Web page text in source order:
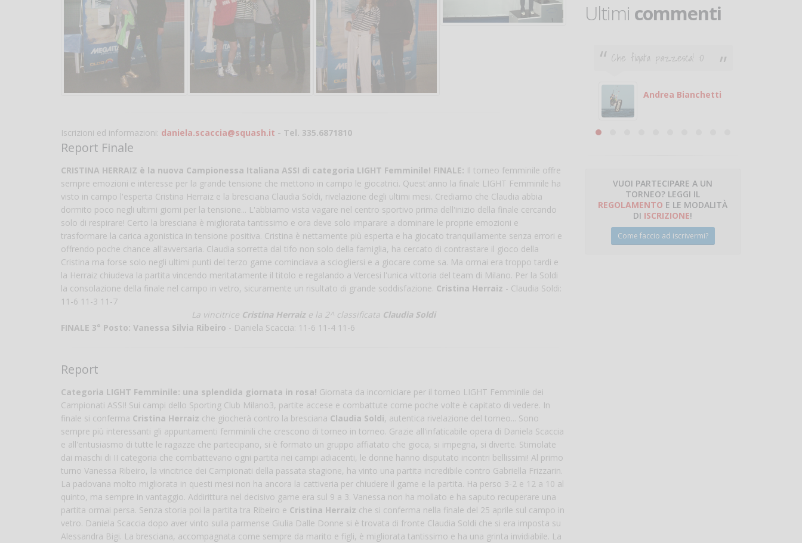
Iscrizioni ed informazioni: daniela.scaccia@squash.it - Tel. 335.6871810
Report Finale
CRISTINA HERRAIZ è la nuova Campionessa Italiana ASSI di categoria LIGHT Femminile! FINALE: Il torneo femminile offre
sempre emozioni e interesse per la grande tensione che mettono in campo le giocatrici. Quest'anno la finale LIGHT Femminile ha
visto in campo l'esperta Cristina Herraiz e la bresciana Claudia Soldi, rivelazione degli ultimi mesi. Crediamo che Claudia abbia
dormito poco negli ultimi giorni per la tensione... L'abbiamo vista vagare nel centro sportivo prima dell'inizio della finale cercando
solo di respirare! Certo la bresciana è migliorata tantissimo e ora deve solo imparare a dominare le proprie emozioni e
trasformare la carica agonistica in tensione positiva. Cristina è nettamente più esperta e ha giocato tranquillamente senza errori e
offrendo poche chance all'avversaria. Claudia sorretta dal tifo non solo della famiglia, ha cercato di contrastare il gioco della
Cristina ma forse solo negli ultimi punti del terzo game cominciava a sciogliersi e a giocare come sa. Ma ormai era troppo tardi e
la Herraiz chiudeva la partita vincendo meritatamente il titolo e regalando a Vercesi l'unica vittoria del team di Milano. Per la Soldi
la consolazione della finale nel campo in vetro, sicuramente un risultato di grande soddisfazione. Cristina Herraiz - Claudia Soldi:
11-6 11-3 11-7
La vincitrice Cristina Herraize la 2^ classificata Claudia Soldi
FINALE 3° Posto: Vanessa Silvia Ribeiro - Daniela Scaccia: 11-6 11-4 11-6
Report
Categoria LIGHT Femminile: una splendida giornata in rosa! Giornata da incorniciare per il torneo LIGHT Femminile dei
Campionati ASSI! Sui campi dello Sporting Club Milano3, partite accese e combattute come poche volte è capitato di vedere. In
finale si conferma Cristina Herraiz che giocherà contro la bresciana Claudia Soldi, autentica rivelazione del torneo... Sono
sempre più interessanti gli appuntamenti femminili che crescono di torneo in torneo. Grazie all'infaticabile opera di Daniela Scaccia
e all'entusiasmo di tutte le ragazze che partecipano, si è formato un gruppo affiatato che gioca, si impegna, si diverte. Stimolate
dai maschi di II categoria che combattevano ogni partita nei campi adiacenti, le donne hanno disputato incontri bellissimi! Al primo
turno Vanessa Ribeiro, la vincitrice dei Campionati della passata stagione, ha vinto una partita incredibile contro Gabriella Frizzarin.
La padovana molto migliorata in questi mesi non ha ancora la cattiveria per chiudere il game e la partita. Ha perso 3-2 e 12 a 10 al
quinto, ma sempre in vantaggio. Addirittura nel decisivo game era sul 9 a 3. Vanessa non ha mollato e ha saputo recuperare una
partita ormai persa. Senza storia poi la partita tra Ribeiro e Cristina Herraiz che si conferma nella finale del 25 aprile sul campo in
vetro. Daniela Scaccia dopo aver vinto sulla parmense Giulia Dalle Donne si è trovata di fronte Claudia Soldi che si era imposta su
Alessandra Bigi. La bresciana, accompagnata come sempre da marito e figli, è migliorata tantissimo e ha una grinta invidiabile. La
Ultimi commenti
Grazie
Vanessa Catalano
Che figata pazzesca! :O
Andrea Bianchetti
VUOI PARTECIPARE A UN
TORNEO? LEGGI IL
REGOLAMENTO E LE MODALITÀ
DI ISCRIZIONE!
Come faccio ad iscrivermi?